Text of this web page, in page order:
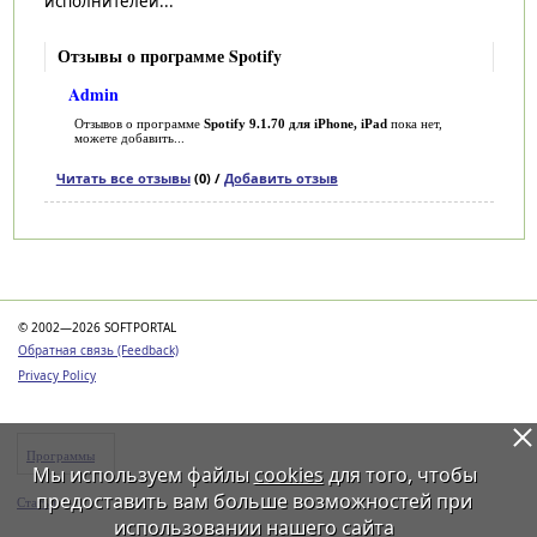
Отзывы о программе Spotify
Admin
Отзывов о программе Spotify 9.1.70 для iPhone, iPad пока нет,
можете добавить...
Читать все отзывы(0) / Добавить отзыв
© 2002—2026 SOFTPORTAL
Обратная связь (Feedback)
Privacy Policy
Программы
Статьи
Мы используем файлы cookiesдля того, чтобы
предоставить вам больше возможностей при
использовании нашего сайта